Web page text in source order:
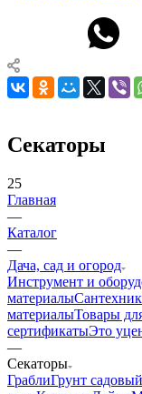
Секаторы
25
Главная
—
Каталог
—
Дача, сад и огород
Инструмент и
материалы
материалыТовары
сертификатыЭто
—
Секаторы
ГраблиГрунт